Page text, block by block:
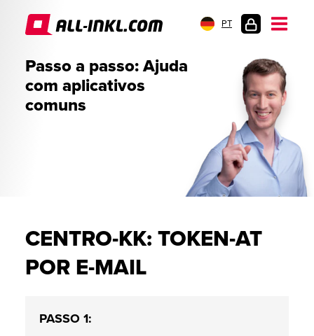
PT
DO
CLIENTE
Passo a passo: Ajuda
com aplicativos
comuns
CENTRO-KK: TOKEN-AT
POR E-MAIL
PASSO 1: